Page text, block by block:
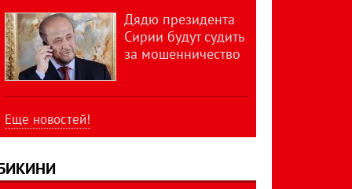
Дядю президента
Сирии будут судить
за мошенничество
Еще новостей!